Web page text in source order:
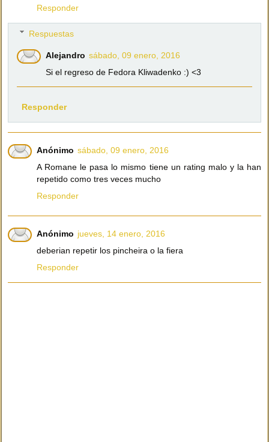
Responder
Respuestas
Alejandro sábado, 09 enero, 2016
Si el regreso de Fedora Kliwadenko :) <3
Responder
Anónimo sábado, 09 enero, 2016
A Romane le pasa lo mismo tiene un rating malo y la han
repetido como tres veces mucho
Responder
Anónimo jueves, 14 enero, 2016
deberian repetir los pincheira o la fiera
Responder